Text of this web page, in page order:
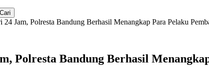
Jam, Polresta Bandung Berhasil Menangkap Para Pelaku
Polresta Bandung Berhasil